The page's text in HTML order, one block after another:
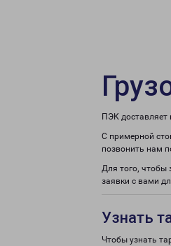
ПЭК доставляет
С примерной
позвонить нам
Для того, чтобы
заявки с вами
Узнать
Чтобы узнать